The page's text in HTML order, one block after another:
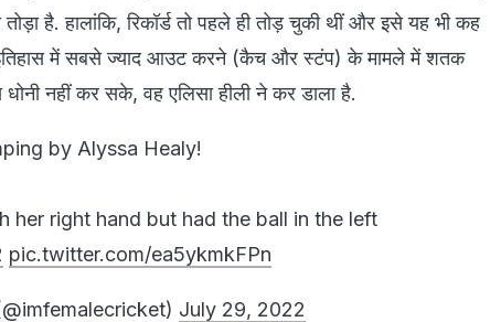
तोड़ा है. हालांकि, रिकॉर्ड तो पहले ही तोड़ चुकी थीं और इसे यह भी कह
में सबसे ज्याद आउट करने (कैच और स्टंप) के मामले में शतक
नहीं कर सके, वह एलिसा हीली ने कर डाला है.
by Alyssa Healy!
her right hand but had the ball in the left
pic.twitter.com/ea5ykmkFPn
July 29, 2022